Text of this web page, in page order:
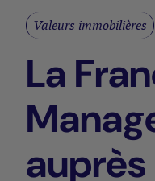
Valeurs immobilières
La